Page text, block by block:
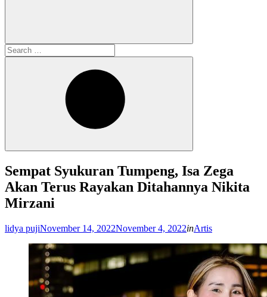
Search
for:
Search
Sempat Syukuran Tumpeng, Isa Zega
Akan Terus Rayakan Ditahannya Nikita
Mirzani
lidya pujiPosted
November 14, 2022November 4, 2022inArtis